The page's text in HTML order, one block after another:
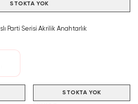
STOKTA YOK
Disney Lilo & Stitch Lisanslı Parti Serisi Akrilik Anahtarlık
STOKTA YOK